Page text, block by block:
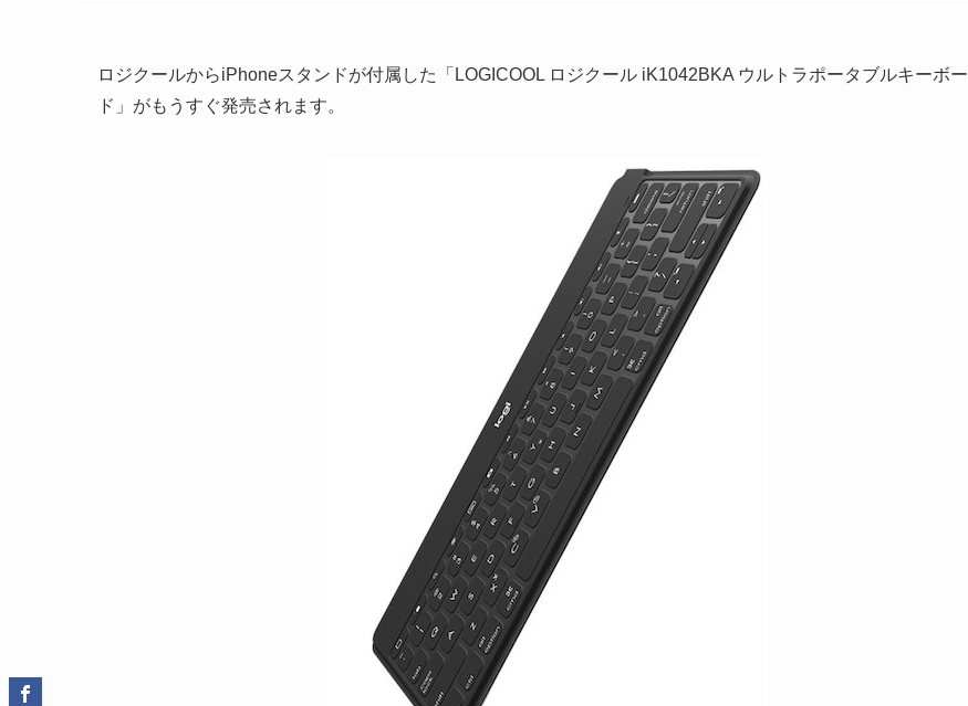
ロジクールからiPhoneスタンドが付属した「LOGICOOL ロジクール iK1042BKA ウルトラポータブルキーボー
ド」がもうすぐ発売されます。